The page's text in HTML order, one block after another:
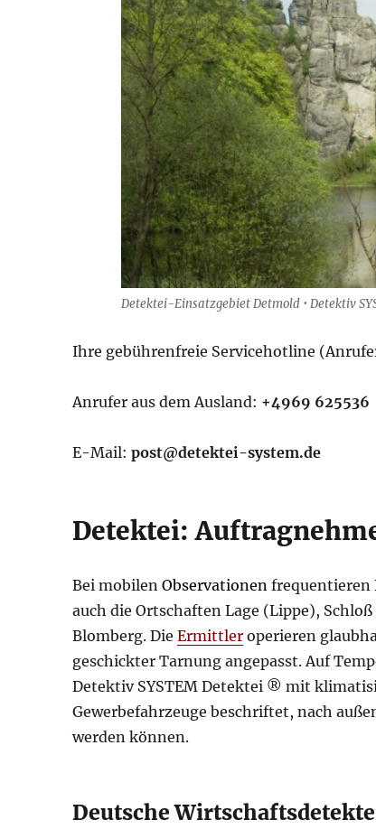
Detektei-Einsatzgebiet Detmold • Detektiv
Ihre gebührenfreie Servicehotline
Anrufer aus dem Ausland: +4969 625536
E-Mail:post@detektei-system.de
Detektei:
Bei mobilenObservationen frequentieren
auch die Ortschaften Lage (Lippe),
Blomberg. DieErmittler operieren
geschickter Tarnung angepasst. Auf
Detektiv SYSTEM Detektei ® mit
Gewerbefahrzeuge beschriftet, nach
werden können.
Deutsche